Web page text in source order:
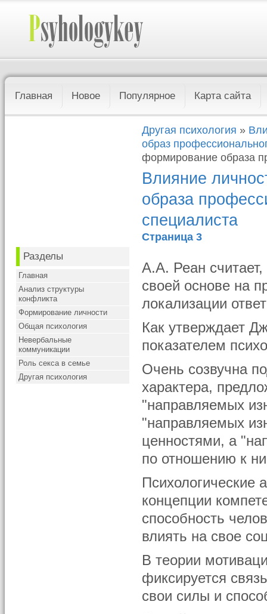
Главная Новое Популярное Карта сайта
Разделы
Главная
Анализ структуры
конфликта
Формирование личности
Общая психология
Невербальные
коммуникации
Роль секса в семье
Другая психология
Другая психология »
образ
формирование образа
Влияние
образа
специалиста
Страница 3
А.А. Реан считает,
своей основе на
локализации
Как утверждает
показателем
Очень созвучна
характера,
"направляемых
"направляемых
ценностями, а
по отношению к
Психологические
концепции
способность
влиять на свое
В теории
фиксируется
свои силы и